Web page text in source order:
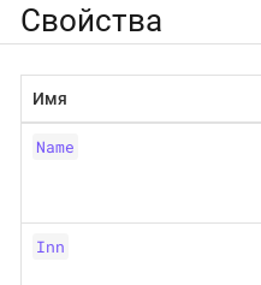
Свойства
Имя
Name
Inn